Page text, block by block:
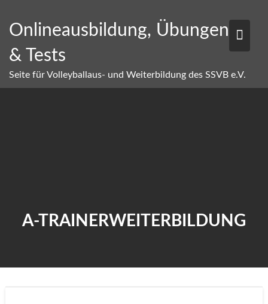
content
Onlineausbildung, Übungen
& Tests
Seite für Volleyballaus- und Weiterbildung des SSVB e.V.
A-TRAINERWEITERBILDUNG